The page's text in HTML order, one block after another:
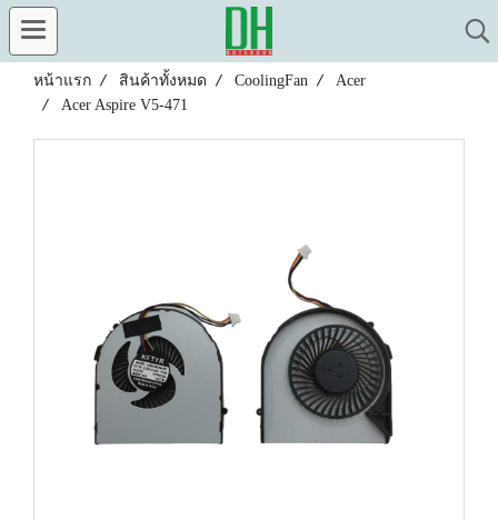
หน้าแรก สินค้าทั้งหมด CoolingFan
Acer
Acer Aspire V5-471